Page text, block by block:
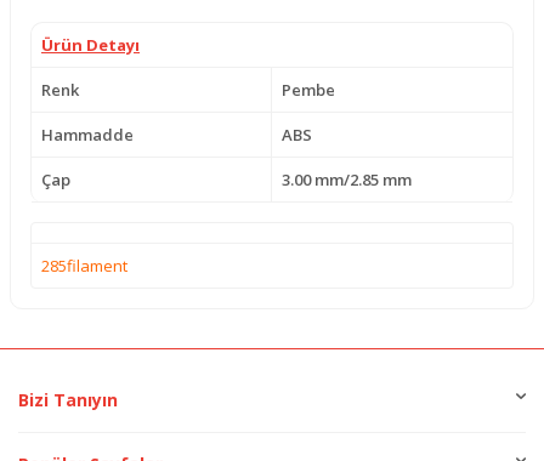
Ürün Detayı
Renk Pembe
Hammadde ABS
Çap 3.00 mm/2.85 mm
285filament
Bizi Tanıyın